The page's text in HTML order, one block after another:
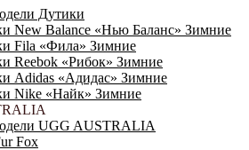
Дутики
New Balance «Нью Баланс» Зимние
Fila «Фила» Зимние
Reebok «Рибок» Зимние
Adidas «Адидас» Зимние
Nike «Найк» Зимние
UGG AUSTRALIA
Fox